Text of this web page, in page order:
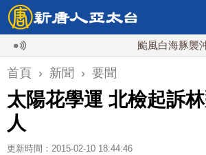
颱風白海豚襲沖繩
首頁 › 新聞 › 要聞
太陽花學運 北檢起訴
人
更新時間：2015-02-10 18:44:46